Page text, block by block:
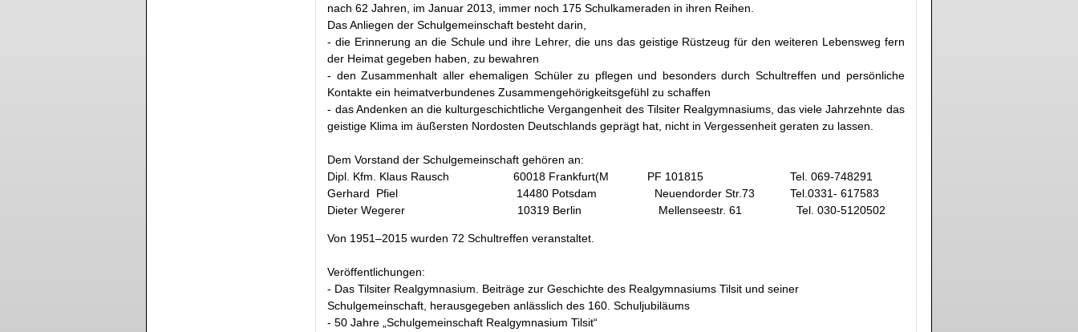
nach 62 Jahren, im Januar 2013, immer noch 175 Schulkameraden in ihren Reihen.
Das Anliegen der Schulgemeinschaft besteht darin,
- die Erinnerung an die Schule und ihre Lehrer, die uns das geistige Rüstzeug für den weiteren Lebensweg fern
der Heimat gegeben haben, zu bewahren
- den Zusammenhalt aller ehemaligen Schüler zu pflegen und besonders durch Schultreffen und persönliche
Kontakte ein heimatverbundenes Zusammengehörigkeitsgefühl zu schaffen
- das Andenken an die kulturgeschichtliche Vergangenheit des Tilsiter Realgymnasiums, das viele Jahrzehnte das
geistige Klima im äußersten Nordosten Deutschlands geprägt hat, nicht in Vergessenheit geraten zu lassen.
Dem Vorstand der Schulgemeinschaft gehören an:
Dipl. Kfm. Klaus Rausch 60018 Frankfurt(M PF 101815 Tel. 069-748291
Gerhard Pfiel 14480 Potsdam Neuendorder Str.73 Tel.0331- 617583
Dieter Wegerer 10319 Berlin Mellenseestr. 61 Tel. 030-5120502
Von 1951–2015 wurden 72 Schultreffen veranstaltet.
Veröffentlichungen:
- Das Tilsiter Realgymnasium. Beiträge zur Geschichte des Realgymnasiums Tilsit und seiner
Schulgemeinschaft, herausgegeben anlässlich des 160. Schuljubiläums
- 50 Jahre „Schulgemeinschaft Realgymnasium Tilsit“